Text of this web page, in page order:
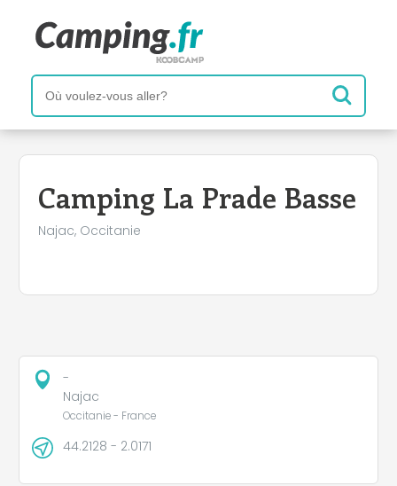
Camping La Prade Basse
Najac, Occitanie
+
−
-
Najac
Occitanie - France
44.2128 - 2.0171